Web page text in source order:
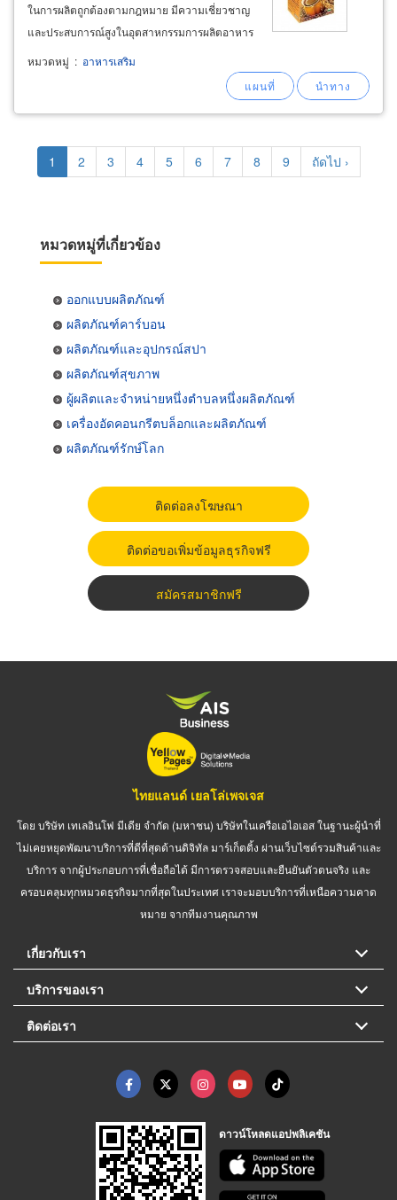
ในการผลิตถูกต้องตามกฎหมาย มีความเชี่ยวชาญ
และประสบการณ์สูงในอุตสาหกรรมการผลิตอาหาร
เสริม ในรูปแบบกาแฟเพื่อสุขภาพ, กาแฟสมุนไพร,
กาแฟลดน้ำหนัก, วิตามินนานาชนิด, อาหารเสริม
ชนิดเม็ด แคปซูล อาหารเสริม และการจัดจำหน่าย
หมวดหมู่ : อาหารเสริม
Pagination
Current
page
1 Page
2 Page
3 Page
4 Page
5 Page
6 Page
7 Page
8 Page
9
Next
page
ถัดไป ›
หมวดหมู่ที่เกี่ยวข้อง
ออกแบบผลิตภัณฑ์
ผลิตภัณฑ์คาร์บอน
ผลิตภัณฑ์และอุปกรณ์สปา
ผลิตภัณฑ์สุขภาพ
ผู้ผลิตและจำหน่ายหนึ่งตำบลหนึ่งผลิตภัณฑ์
เครื่องอัดคอนกรีตบล็อกและผลิตภัณฑ์
ผลิตภัณฑ์รักษ์โลก
ติดต่อลงโฆษณา
ติดต่อขอเพิ่มข้อมูลธุรกิจฟรี
สมัครสมาชิกฟรี
ไทยแลนด์ เยลโล่เพจเจส
โดย บริษัท เทเลอินโฟ มีเดีย จำกัด (มหาชน) บริษัทในเครือเอไอเอส ในฐานะผู้นำที่
ไม่เคยหยุดพัฒนาบริการที่ดีที่สุดด้านดิจิทัล มาร์เก็ตติ้ง ผ่านเว็บไซต์รวมสินค้าและ
บริการ จากผู้ประกอบการที่เชื่อถือได้ มีการตรวจสอบและยืนยันตัวตนจริง และ
ครอบคลุมทุกหมวดธุรกิจมากที่สุดในประเทศ เราจะมอบบริการที่เหนือความคาด
หมาย จากทีมงานคุณภาพ
เกี่ยวกับเรา
บริการของเรา
ติดต่อเรา
ดาวน์โหลดแอปพลิเคชัน